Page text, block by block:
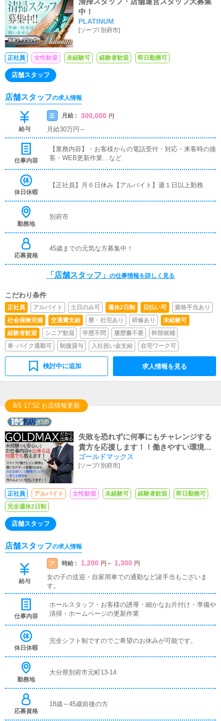
中！
PLATINUM
[ソープ/ 別府市]
正社員 女性歓迎 未経験可 経験者歓迎 即日勤務可
店舗スタッフ
店舗スタッフの求人情報
給与
正 月給 : 300,000 円
月給30万円～
仕事内容
【業務内容】・お客様からの電話受付・対応・来客時の接
客・WEB更新作業…など
休日休暇
【正社員】月６日休み【アルバイト】週１日以上勤務
勤務地
別府市
応募資格
45歳までの元気な方募集中！
「店舗スタッフ」 の仕事情報を詳しく見る
こだわり条件
正社員 アルバイト 土日のみ可 週休2日制 日払い可
資格手当あり
社会保険完備
交通費支給 寮・社宅あり 研修あり
未経験可
経験者歓迎
シニア歓迎 学歴不問 履歴書不要
幹部候補
車･バイク通勤可
制服貸与 入社祝い金支給 在宅ワーク可
検討中に追加 求人情報を見る
8/5 17:52 お店情報更新
失敗を恐れずに何事にもチャレンジする
貴方を応援します！！働きやすい環境で
共に職場を作りましょう！！アルバイト
時給も『県内最高値1300円～可能！！』
しい先輩がご指導します♬
ゴールドマックス
[ソープ/ 別府市]
正社員 アルバイト 女性歓迎 未経験可 経験者歓迎
即日勤務可
完全週休2日制
店舗スタッフ
店舗スタッフの求人情報
給与
ア 時給 : 1,200 円 ～ 1,300 円
女の子の送迎・自家用車での通勤など諸手当もございま
す。
仕事内容
ホールスタッフ・お客様の誘導・細かなお片付け・準備や
清掃・ホームページの更新作業
休日休暇
完全シフト制ですのでご希望のお休みが可能です。
勤務地
大分県別府市元町13-14
応募資格
18歳～45歳前後の方